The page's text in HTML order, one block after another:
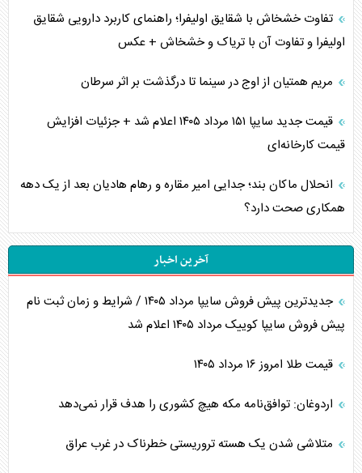
تفاوت خشخاش با شقایق اولیفرا؛ راهنمای کاربرد دارویی شقایق
اولیفرا و تفاوت آن با تریاک و خشخاش + عکس
مریم همتیان از اوج در سینما تا درگذشت بر اثر سرطان
قیمت جدید سایپا ۱۵۱ مرداد ۱۴۰۵ اعلام شد + جزئیات افزایش
قیمت کارخانه‌ای
انحلال ماکان بند؛ جدایی امیر مقاره و رهام هادیان بعد از یک دهه
همکاری صحت دارد؟
آخرین اخبار
جدیدترین پیش فروش سایپا مرداد ۱۴۰۵ / شرایط و زمان ثبت نام
پیش فروش سایپا کوییک مرداد ۱۴۰۵ اعلام شد
قیمت طلا امروز ۱۶ مرداد ۱۴۰۵
اردوغان: توافق‌نامه مکه هیچ کشوری را هدف قرار نمی‌دهد
متلاشی شدن یک هسته تروریستی خطرناک در غرب عراق